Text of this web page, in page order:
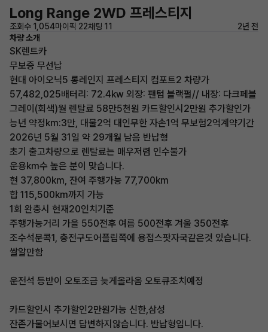
Long Range 2WD 프레스티지
조회수 1,054마이픽 22채팅 11
2년 전
차량 소개
SK렌트카
무보증 무선납
현대 아이오닉5 롱레인지 프레스티지 컴포트2 차량가
57,482,025배터리: 72.4kw 외장: 팬텀 블랙펄// 내장: 다크페블
그레이(회색)월 렌탈료 58만5천원 카드할인시2만원 추가할인가
능년 약정km:3만, 대물2억 대인무한 자손1억 무보험2억계약기간
2026년 5월 31일 약 29개월 남음 반납형
초기 출고차량으로 렌탈료는 매우저렴 인수불가
운용km수 높은 분이 맞습니다.
현 37,800km, 잔여 주행가능 77,700km
합 115,500km까지 가능
1회 완충시 현재20인치기준
주행가능거리 가을 550전후 여름 500전후 겨울 350전후
조수석문콕1, 충전구도어플립쪽에 용접스팟자국같은것 있습니다.
쌀알만함
운전석 등받이 오토조금 늦게올라옴 오토큐조치예정
카드할인시 추가할인2만원가능 신한,삼성
잔존가물어보시면 답변하지않습니다. 반납형입니다.